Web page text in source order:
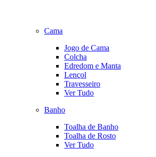
Cama
Jogo de Cama
Colcha
Edredom e Manta
Lençol
Travesseiro
Ver Tudo
Banho
Toalha de Banho
Toalha de Rosto
Ver Tudo